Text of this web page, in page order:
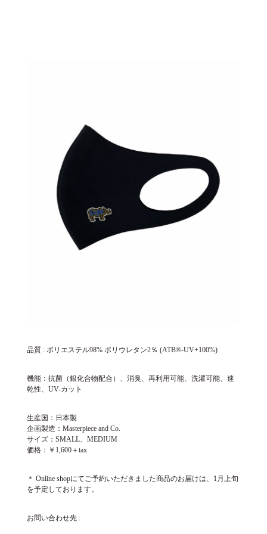
品質 : ポリエステル98% ポリウレタン2％ (ATB®-UV+100%)
機能：抗菌（銀化合物配合）、消臭、再利用可能、洗濯可能、速
乾性、UV-カット
生産国：日本製
企画製造：Masterpiece and Co.
サイズ：SMALL、MEDIUM
価格：￥1,600＋tax
＊ Online shopにてご予約いただきました商品のお届けは、1月上旬
を予定しております。
お問い合わせ先 :